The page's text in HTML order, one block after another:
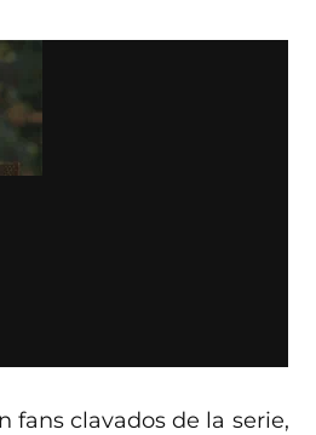
fans clavados de la serie,